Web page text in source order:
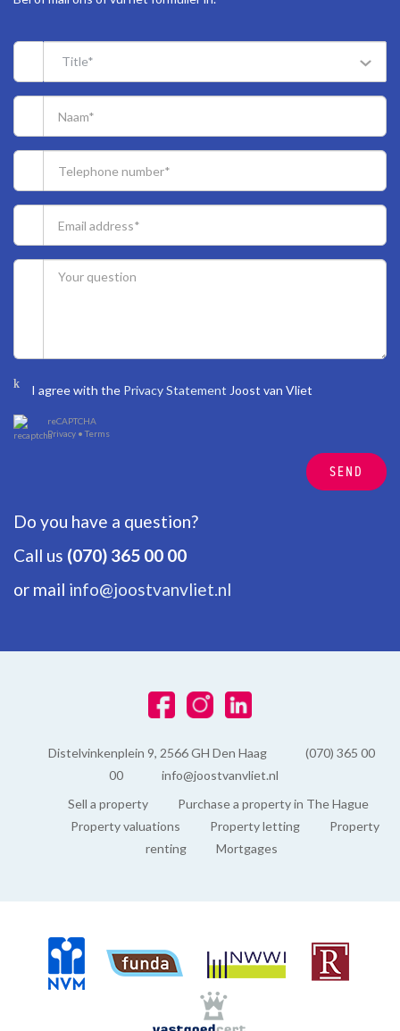
Title*
I agree with the Privacy Statement Joost van Vliet
reCAPTCHA
Privacy • Terms
SEND
Do you have a question?
Call us (070) 365 00 00
or mail info@joostvanvliet.nl
Distelvinkenplein 9, 2566 GH Den Haag
(070) 365 00
00
info@joostvanvliet.nl
Sell a property
Purchase a property in The Hague
Property valuations
Property letting
Property
renting
Mortgages